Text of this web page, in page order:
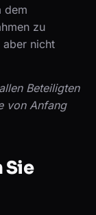
dem
zu
nicht
Beteiligten
von Anfang
Sie